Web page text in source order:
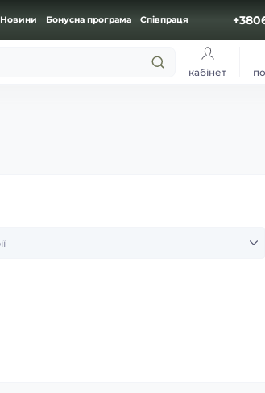
Новини Бонусна програма Співпраця
кабінет